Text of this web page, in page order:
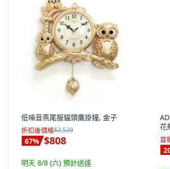
低噪音燕尾服貓頭鷹掛鐘, 金子
折扣後價格$2,520
67% $808
明天 8/8 (六) 預計送達
花
首